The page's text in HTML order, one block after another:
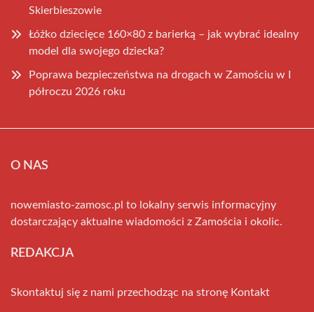
Skierbieszowie
Łóżko dziecięce 160×80 z barierką – jak wybrać idealny
model dla swojego dziecka?
Poprawa bezpieczeństwa na drogach w Zamościu w I
półroczu 2026 roku
O NAS
nowemiasto-zamosc.pl to lokalny serwis informacyjny
dostarczający aktualne wiadomości z Zamościa i okolic.
REDAKCJA
Skontaktuj się z nami przechodząc na stronę Kontakt